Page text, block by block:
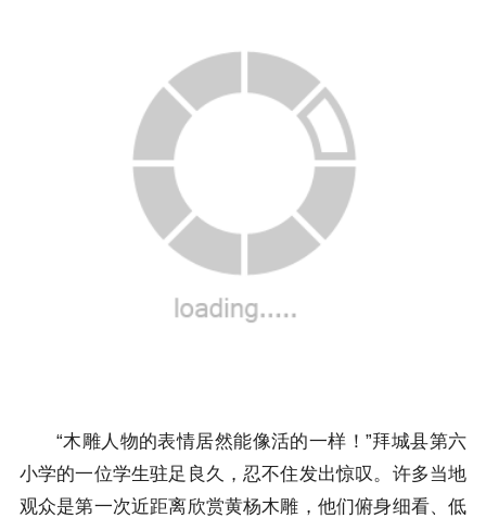
“木雕人物的表情居然能像活的一样！”拜城县第六
小学的一位学生驻足良久，忍不住发出惊叹。许多当地
观众是第一次近距离欣赏黄杨木雕，他们俯身细看、低